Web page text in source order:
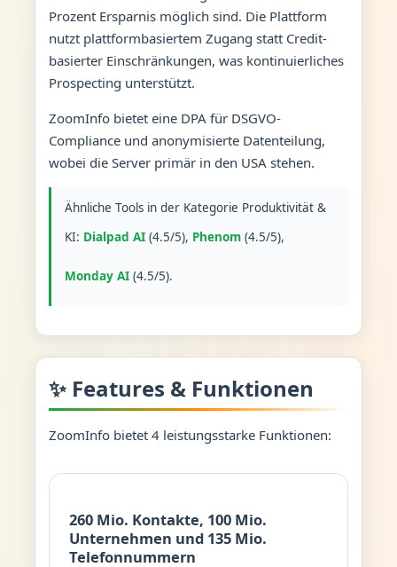
Prozent Ersparnis möglich sind. Die Plattform
nutzt plattformbasiertem Zugang statt Credit-
basierter Einschränkungen, was kontinuierliches
Prospecting unterstützt.
ZoomInfo bietet eine DPA für DSGVO-
Compliance und anonymisierte Datenteilung,
wobei die Server primär in den USA stehen.
Ähnliche Tools in der Kategorie Produktivität &
KI: Dialpad AI(4.5/5), Phenom(4.5/5),
Monday AI(4.5/5).
✨ Features & Funktionen
ZoomInfo bietet 4 leistungsstarke Funktionen:
260 Mio. Kontakte, 100 Mio.
Unternehmen und 135 Mio.
Telefonnummern